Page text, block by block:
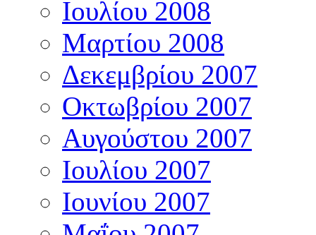
Ιουλίου 2008
Μαρτίου 2008
Δεκεμβρίου 2007
Οκτωβρίου 2007
Αυγούστου 2007
Ιουλίου 2007
Ιουνίου 2007